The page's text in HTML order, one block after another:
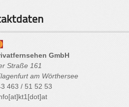
GmbH
Straße 161
am Wörthersee
463 / 51 52 53